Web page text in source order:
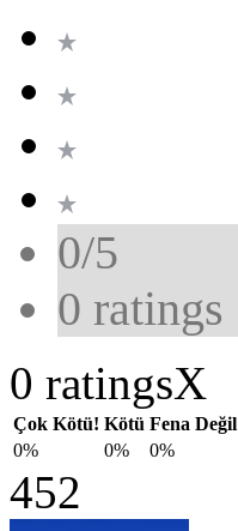
0/5
0 ratings
0 ratingsX
Çok Kötü! Kötü Fena Değil
0%
0% 0%
452